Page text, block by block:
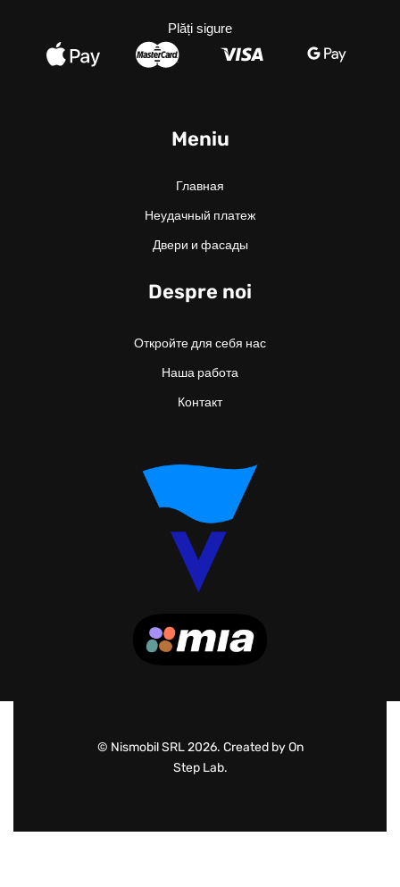
Meniu
Главная
Неудачный платеж
Двери и фасады
Despre noi
Откройте для себя нас
Наша работа
Контакт
Plăți sigure
© Nismobil SRL 2026. Created by On
Step Lab.